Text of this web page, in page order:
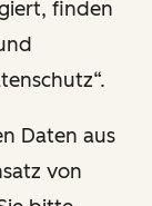
finden
Daten aus
von